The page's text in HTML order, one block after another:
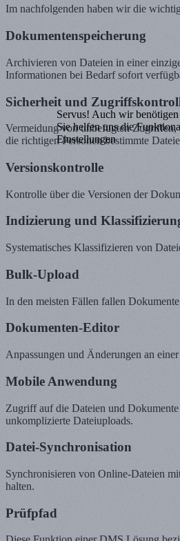
Im nachfolgenden haben wir die
Dokumentenspeicherung
Archivieren von Dateien in einer
Informationen bei Bedarf sofort
Sicherheit und
Vermeidung von unbefugten Zugriffen,
die richtigen Personen bestimmte
Versionskontrolle
Kontrolle über die Versionen der
Indizierung und
Systematisches Klassifizieren von
Bulk-Upload
In den meisten Fällen fallen
Dokumenten-Editor
Anpassungen und Änderungen an
Mobile Anwendung
Zugriff auf die Dateien und
unkomplizierte Dateiuploads.
Datei-Synchronisation
Synchronisieren von Online-Dateien
halten.
Prüfpfad
Servus! Auch wir
Sie helfen uns die
Einstellungen